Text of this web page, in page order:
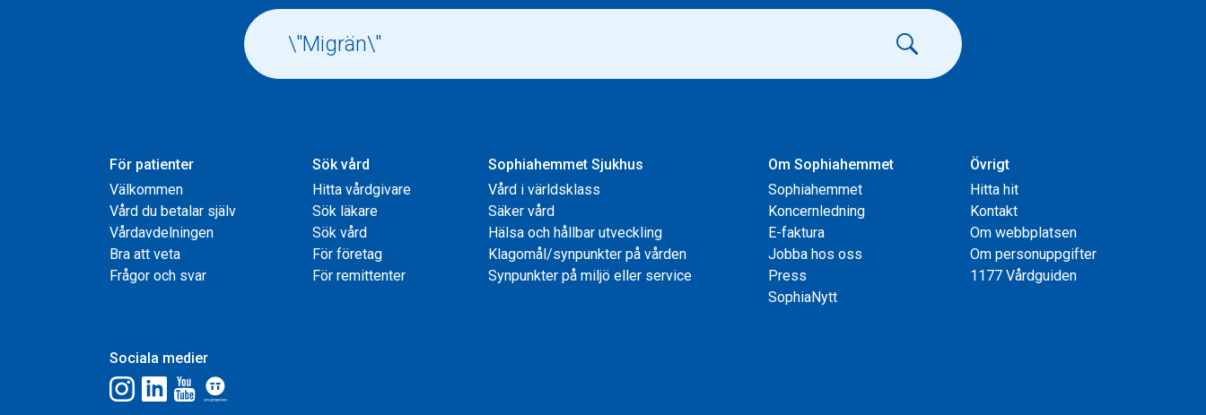
För patienter
Välkommen
Vård du betalar själv
Vårdavdelningen
Bra att veta
Frågor och svar
Sök vård
Hitta vårdgivare
Sök läkare
Sök vård
För företag
För remittenter
Sophiahemmet Sjukhus
Vård i världsklass
Säker vård
Hälsa och hållbar utveckling
Klagomål/synpunkter på vården
Synpunkter på miljö eller service
Om Sophiahemmet
Sophiahemmet
Koncernledning
E-faktura
Jobba hos oss
Press
SophiaNytt
Övrigt
Hitta hit
Kontakt
Om webbplatsen
Om personuppgifter
1177 Vårdguiden
Sociala medier